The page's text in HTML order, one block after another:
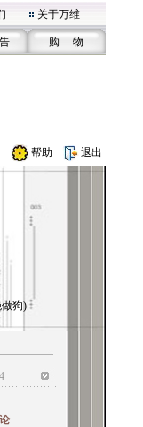
关于万维
购 物
帮助 退出
狗)